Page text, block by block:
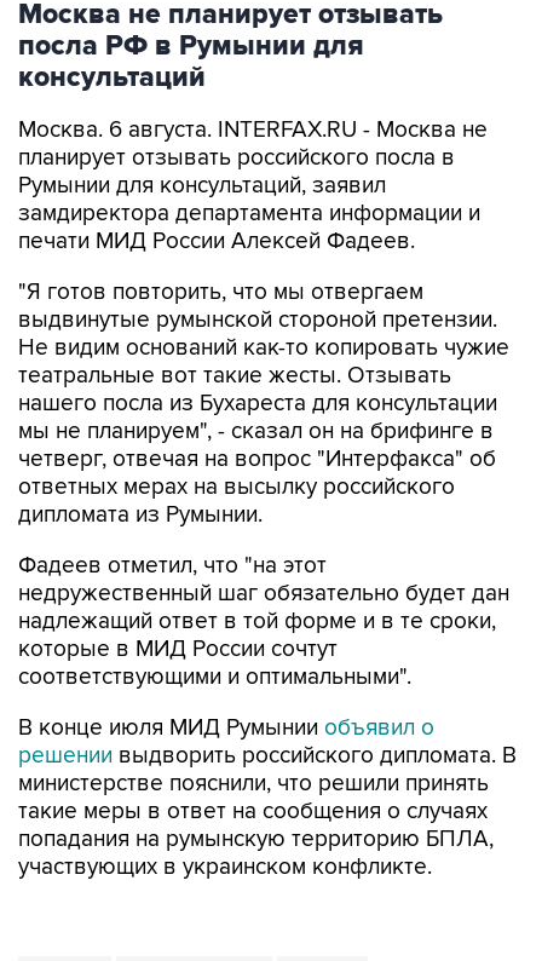
Москва не планирует отзывать
посла РФ в Румынии для
консультаций
Москва. 6 августа. INTERFAX.RU - Москва не
планирует отзывать российского посла в
Румынии для консультаций, заявил
замдиректора департамента информации и
печати МИД России Алексей Фадеев.
"Я готов повторить, что мы отвергаем
выдвинутые румынской стороной претензии.
Не видим оснований как-то копировать чужие
театральные вот такие жесты. Отзывать
нашего посла из Бухареста для консультации
мы не планируем", - сказал он на брифинге в
четверг, отвечая на вопрос "Интерфакса" об
ответных мерах на высылку российского
дипломата из Румынии.
Фадеев отметил, что "на этот
недружественный шаг обязательно будет дан
надлежащий ответ в той форме и в те сроки,
которые в МИД России сочтут
соответствующими и оптимальными".
В конце июля МИД Румынии объявил о
решении выдворить российского дипломата. В
министерстве пояснили, что решили принять
такие меры в ответ на сообщения о случаях
попадания на румынскую территорию БПЛА,
участвующих в украинском конфликте.